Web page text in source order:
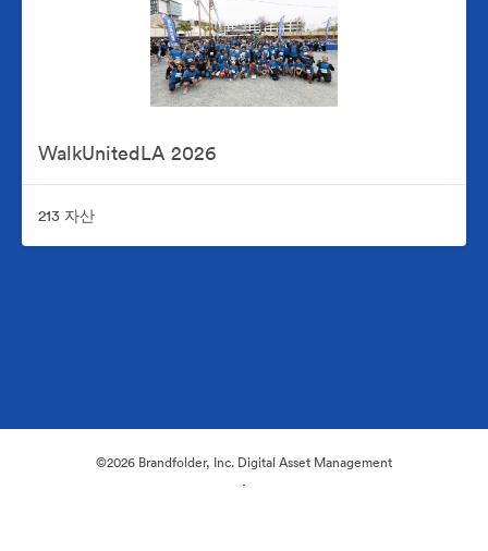
WalkUnitedLA 2026
213 자산
©2026 Brandfolder, Inc. Digital Asset Management
·